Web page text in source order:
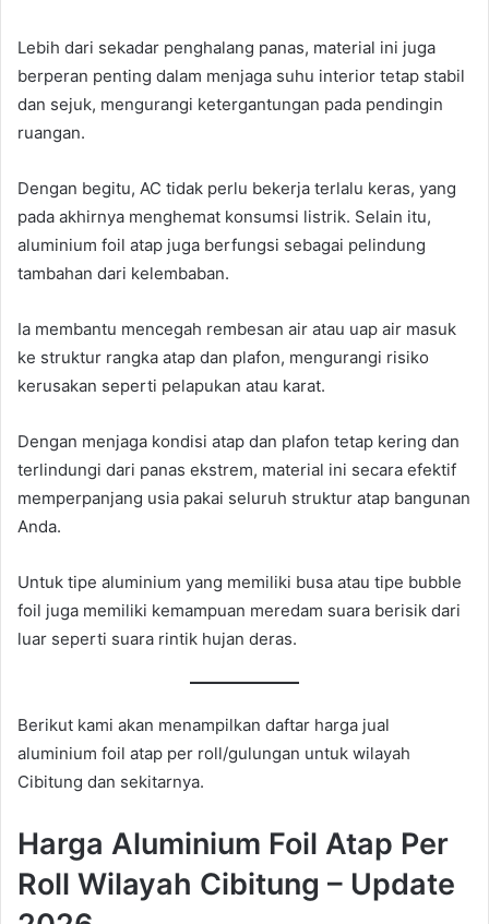
Lebih dari sekadar penghalang panas, material ini juga
berperan penting dalam menjaga suhu interior tetap stabil
dan sejuk, mengurangi ketergantungan pada pendingin
ruangan.
Dengan begitu, AC tidak perlu bekerja terlalu keras, yang
pada akhirnya menghemat konsumsi listrik. Selain itu,
aluminium foil atap juga berfungsi sebagai pelindung
tambahan dari kelembaban.
Ia membantu mencegah rembesan air atau uap air masuk
ke struktur rangka atap dan plafon, mengurangi risiko
kerusakan seperti pelapukan atau karat.
Dengan menjaga kondisi atap dan plafon tetap kering dan
terlindungi dari panas ekstrem, material ini secara efektif
memperpanjang usia pakai seluruh struktur atap bangunan
Anda.
Untuk tipe aluminium yang memiliki busa atau tipe bubble
foil juga memiliki kemampuan meredam suara berisik dari
luar seperti suara rintik hujan deras.
Berikut kami akan menampilkan daftar harga jual
aluminium foil atap per roll/gulungan untuk wilayah
Cibitung dan sekitarnya.
Harga Aluminium Foil Atap Per
Roll Wilayah Cibitung – Update